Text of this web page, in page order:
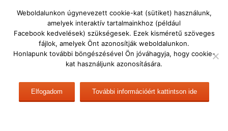
tartalomhoz
DULÁTE
Dunakanyari Látássérültek Egyesülete
Menü
Keresés:
nea-01
Weboldalunkon úgynevezett cookie-kat (sütiket) használunk,
amelyek interaktív tartalmainkhoz (például
Facebook kedvelések) szükségesek. Ezek kisméretű szöveges
fájlok, amelyek Önt azonosítják weboldalunkon.
Honlapunk további böngészésével Ön jóváhagyja, hogy cookie-
kat használjunk azonosítására.
Elfogadom További információért kattintson ide